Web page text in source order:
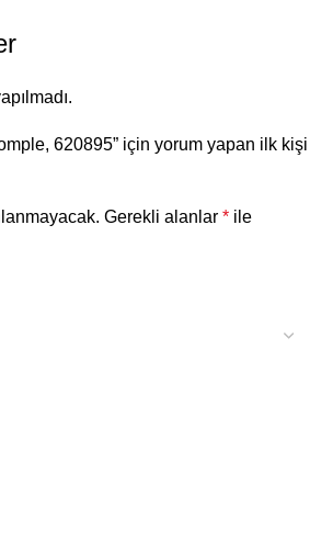
620895” için yorum yapan ilk kişi
Gerekli alanlar * ile